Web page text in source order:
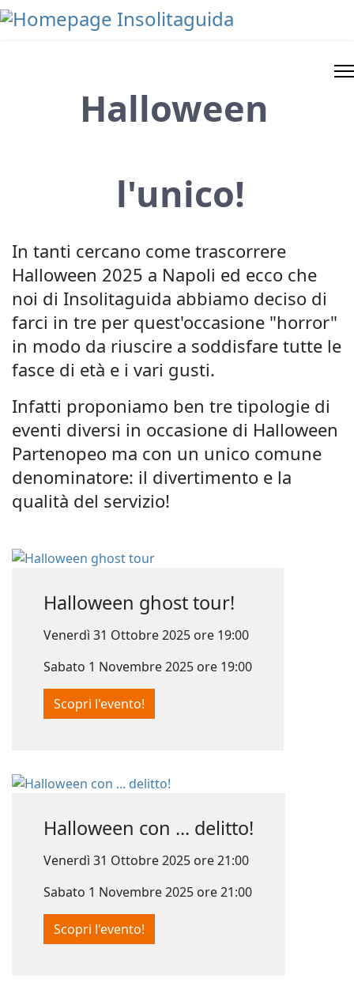
Halloween
l'unico!
In tanti cercano come trascorrere
Halloween 2025 a Napoli ed ecco che
noi di Insolitaguida abbiamo deciso di
farci in tre per quest'occasione "horror"
in modo da riuscire a soddisfare tutte le
fasce di età e i vari gusti.
Infatti proponiamo ben tre tipologie di
eventi diversi in occasione di Halloween
Partenopeo ma con un unico comune
denominatore: il divertimento e la
qualità del servizio!
Halloween ghost tour!
Venerdì 31 Ottobre 2025 ore 19:00
Sabato 1 Novembre 2025 ore 19:00
Scopri l'evento!
Halloween con ... delitto!
Venerdì 31 Ottobre 2025 ore 21:00
Sabato 1 Novembre 2025 ore 21:00
Scopri l'evento!